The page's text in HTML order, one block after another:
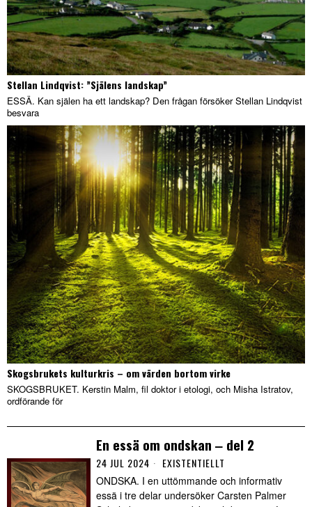
Stellan Lindqvist: ”Själens landskap”
ESSÄ. Kan själen ha ett landskap? Den frågan försöker Stellan Lindqvist
besvara
Skogsbrukets kulturkris – om värden bortom virke
SKOGSBRUKET. Kerstin Malm, fil doktor i etologi, och Misha Istratov,
ordförande för
En essä om ondskan ‒ del 2
24 JUL 2024 EXISTENTIELLT
ONDSKA. I en uttömmande och informativ
essä i tre delar undersöker Carsten Palmer